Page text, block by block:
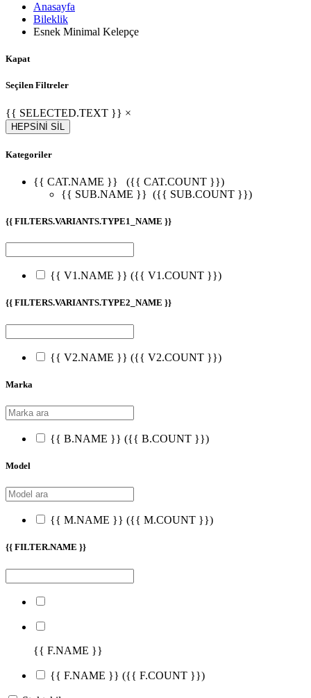
Anasayfa
Bileklik
Esnek Minimal Kelepçe
Kapat
Seçilen Filtreler
{{ SELECTED.TEXT }} ×
HEPSİNİ SİL
Kategoriler
{{ CAT.NAME }}
({{ CAT.COUNT }})
{{ SUB.NAME }} ({{ SUB.COUNT }})
{{ FILTERS.VARIANTS.TYPE1_NAME }}
{{ V1.NAME }} ({{ V1.COUNT }})
{{ FILTERS.VARIANTS.TYPE2_NAME }}
{{ V2.NAME }} ({{ V2.COUNT }})
Marka
{{ B.NAME }} ({{ B.COUNT }})
Model
{{ M.NAME }} ({{ M.COUNT }})
{{ FILTER.NAME }}
{{ F.NAME }}
{{ F.NAME }} ({{ F.COUNT }})